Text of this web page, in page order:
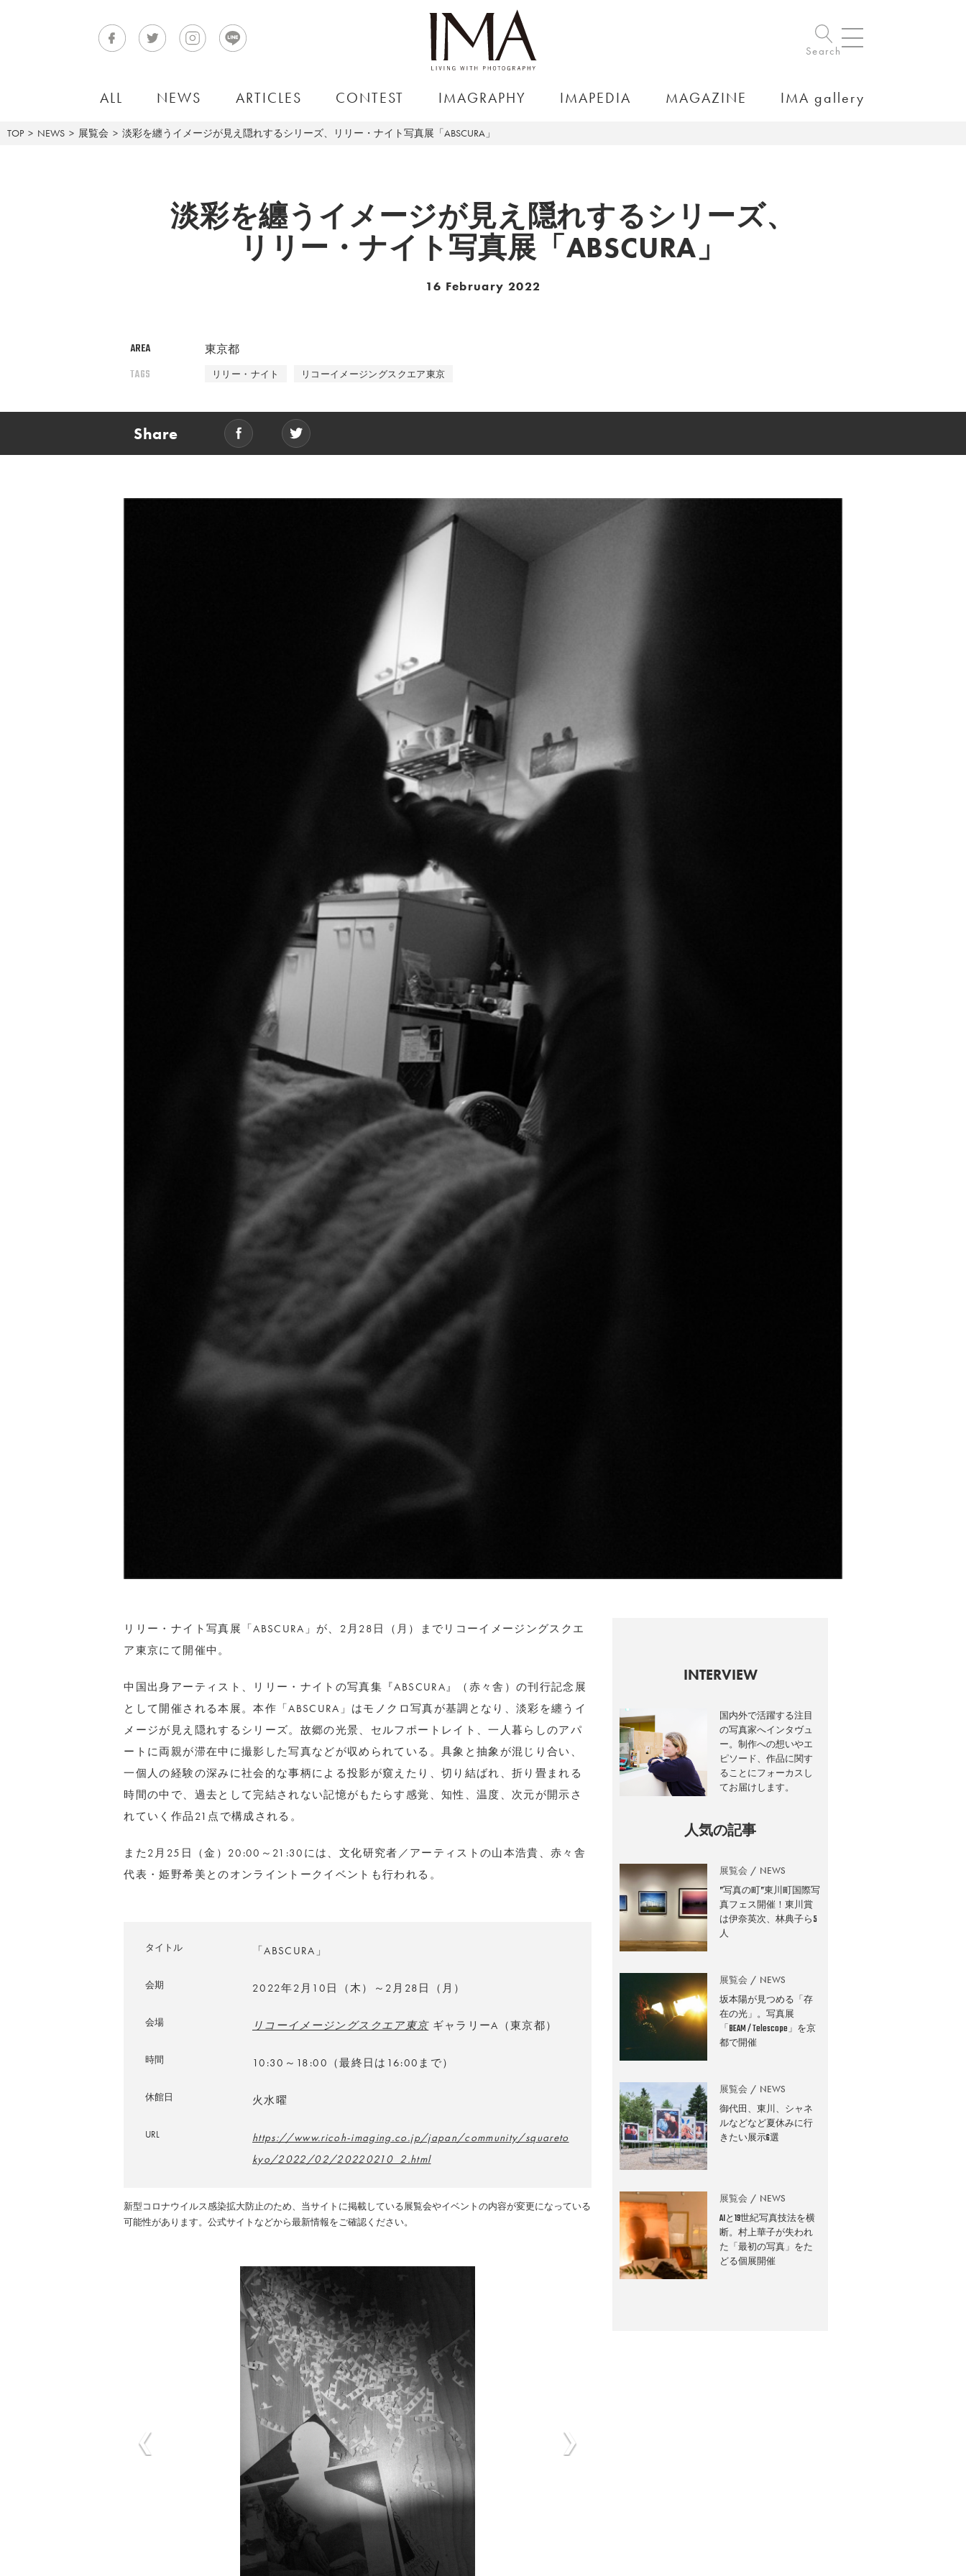
Search
ALL NEWS ARTICLES CONTEST IMAGRAPHY IMAPEDIA MAGAZINE IMA gallery
TOP NEWS 展覧会 淡彩を纏うイメージが見え隠れするシリーズ、リリー・ナイト写真展「ABSCURA」
淡彩を纏うイメージが見え隠れするシリーズ、
リリー・ナイト写真展「ABSCURA」
16 February 2022
AREA 東京都
TAGS リリー・ナイト リコーイメージングスクエア東京
Share
リリー・ナイト写真展「ABSCURA」が、2月28日（月）までリコーイメージングスクエ
ア東京にて開催中。
中国出身アーティスト、リリー・ナイトの写真集『ABSCURA』（赤々舎）の刊行記念展
として開催される本展。本作「ABSCURA」はモノクロ写真が基調となり、淡彩を纏うイ
メージが見え隠れするシリーズ。故郷の光景、セルフポートレイト、一人暮らしのアパ
ートに両親が滞在中に撮影した写真などが収められている。具象と抽象が混じり合い、
一個人の経験の深みに社会的な事柄による投影が窺えたり、切り結ばれ、折り畳まれる
時間の中で、過去として完結されない記憶がもたらす感覚、知性、温度、次元が開示さ
れていく作品21点で構成される。
また2月25日（金）20:00～21:30には、文化研究者／アーティストの山本浩貴、赤々舎
代表・姫野希美とのオンライントークイベントも行われる。
タイトル 「ABSCURA」
会期 2022年2月10日（木）～2月28日（月）
会場 リコーイメージングスクエア東京ギャラリーA（東京都）
時間 10:30～18:00（最終日は16:00まで）
休館日 火水曜
URL
https://www.ricoh-imaging.co.jp/japan/community/squareto
kyo/2022/02/20220210_2.html
新型コロナウイルス感染拡大防止のため、当サイトに掲載している展覧会やイベントの内容が変更になっている
可能性があります。公式サイトなどから最新情報をご確認ください。
INTERVIEW
国内外で活躍する注目
の写真家へインタヴュ
ー。制作への想いやエ
ピソード、作品に関す
ることにフォーカスし
てお届けします。
人気の記事
展覧会 NEWS
”写真の町”東川町国際写
真フェス開催！東川賞
は伊奈英次、林典子ら5
人
展覧会 NEWS
坂本陽が見つめる「存
在の光」。写真展
「BEAM / Telescope」を京
都で開催
展覧会 NEWS
御代田、東川、シャネ
ルなどなど夏休みに行
きたい展示6選
展覧会 NEWS
AIと19世紀写真技法を横
断。村上華子が失われ
た「最初の写真」をた
どる個展開催